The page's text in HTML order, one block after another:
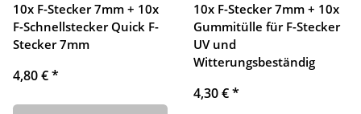
10x F-Stecker 7mm + 10x
F-Schnellstecker Quick F-
Stecker 7mm
4,80 €*
10x F-Stecker 7mm + 10x
Gummitülle für F-Stecker
UV und
Witterungsbeständig
4,30 €*